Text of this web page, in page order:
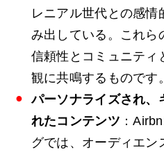
レニアル世代との感情
み出している。これら
信頼性とコミュニティ
観に共鳴するものです。
パーソナライズされ、
れたコンテンツ ：
グでは、オーディエン